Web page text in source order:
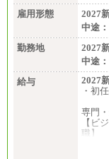
雇用形態
2027
中途：
勤務地
2027
中途：
給与
2027
・初
専門
【ビ
職】